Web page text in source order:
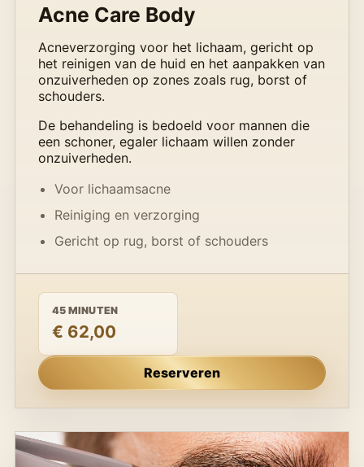
Acne Care Body
Acneverzorging voor het lichaam, gericht op
het reinigen van de huid en het aanpakken van
onzuiverheden op zones zoals rug, borst of
schouders.
De behandeling is bedoeld voor mannen die
een schoner, egaler lichaam willen zonder
onzuiverheden.
Voor lichaamsacne
Reiniging en verzorging
Gericht op rug, borst of schouders
45 MINUTEN
€ 62,00
Reserveren